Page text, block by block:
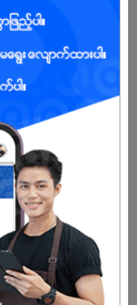
most dynamic
was established in
Group integrated
such as
Agriculture, Sugar,
and Distribution. Our
commitment to
products, and
more than twenty
landscape,
continued growth of